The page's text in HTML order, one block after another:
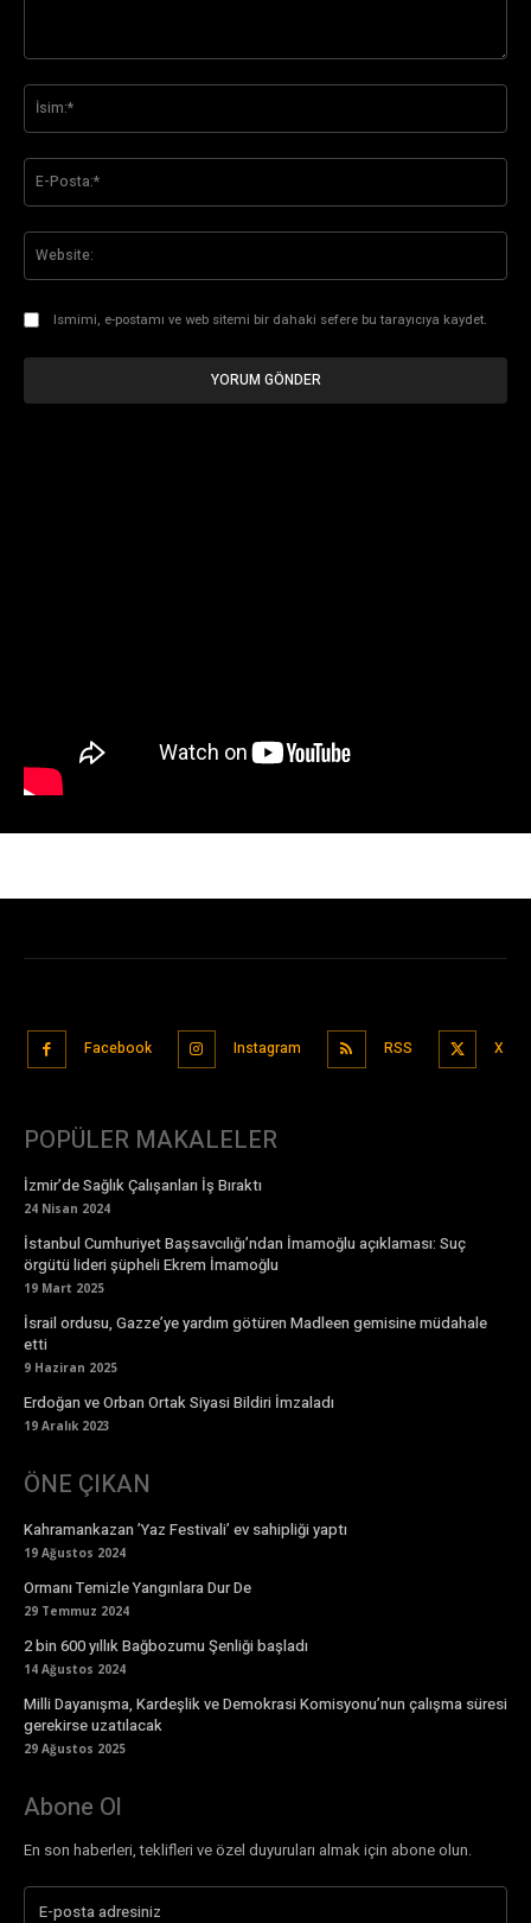
Facebook Instagram RSS X
POPÜLER MAKALELER
İzmir’de Sağlık Çalışanları İş Bıraktı
24 Nisan 2024
İstanbul Cumhuriyet Başsavcılığı’ndan İmamoğlu açıklaması: Suç
örgütü lideri şüpheli Ekrem İmamoğlu
19 Mart 2025
İsrail ordusu, Gazze’ye yardım götüren Madleen gemisine müdahale
etti
9 Haziran 2025
Erdoğan ve Orban Ortak Siyasi Bildiri İmzaladı
19 Aralık 2023
ÖNE ÇIKAN
Kahramankazan ’Yaz Festivali’ ev sahipliği yaptı
19 Ağustos 2024
Ormanı Temizle Yangınlara Dur De
29 Temmuz 2024
2 bin 600 yıllık Bağbozumu Şenliği başladı
14 Ağustos 2024
Milli Dayanışma, Kardeşlik ve Demokrasi Komisyonu’nun çalışma süresi
gerekirse uzatılacak
29 Ağustos 2025
Abone Ol
En son haberleri, teklifleri ve özel duyuruları almak için abone olun.